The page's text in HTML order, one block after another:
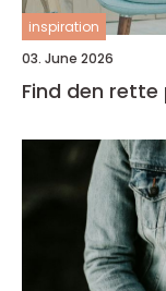
inspiration
03. June 2026
Find den